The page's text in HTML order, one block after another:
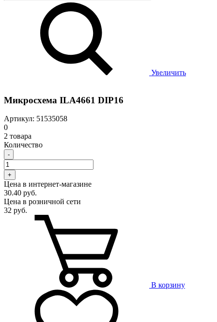
Увеличить
Микросхема ILA4661 DIP16
Артикул: 51535058
0
2 товара
Количество
-
+
Цена в интернет-магазине
30.40 руб.
Цена в розничной сети
32 руб.
В корзину